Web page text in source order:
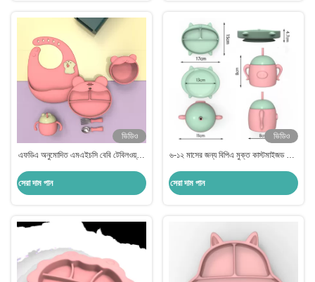
ভিডিও
এফডিএ অনুমোদিত এমএইচসি বেবি টেবিলওয়্যার
সেরা দাম পান
ভিডিও
৬-১২ মাসের জন্য বিপিএ মুক্ত কাস্টমাইজড বেবি
সেরা দাম পান